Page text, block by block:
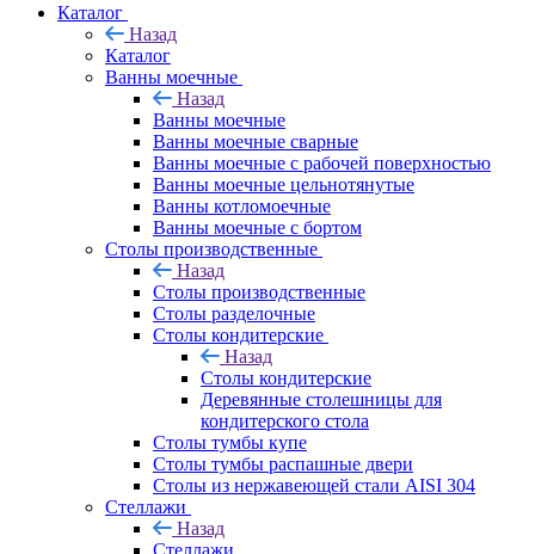
Каталог
Назад
Каталог
Ванны моечные
Назад
Ванны моечные
Ванны моечные сварные
Ванны моечные с рабочей поверхностью
Ванны моечные цельнотянутые
Ванны котломоечные
Ванны моечные с бортом
Столы производственные
Назад
Столы производственные
Столы разделочные
Столы кондитерские
Назад
Столы кондитерские
Деревянные столешницы для
кондитерского стола
Столы тумбы купе
Столы тумбы распашные двери
Столы из нержавеющей стали AISI 304
Стеллажи
Назад
Стеллажи